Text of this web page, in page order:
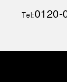
Tel:0120-